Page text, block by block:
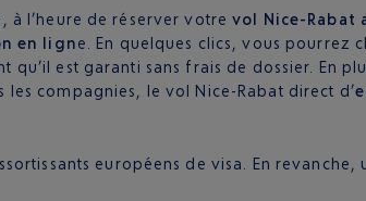
à l’heure de réserver votrevol Nice-Rabat
en ligne. En quelques clics, vous pourrez
est garanti sans frais de dossier. En
compagnies, le vol Nice-Rabat direct d’
européens de visa. En